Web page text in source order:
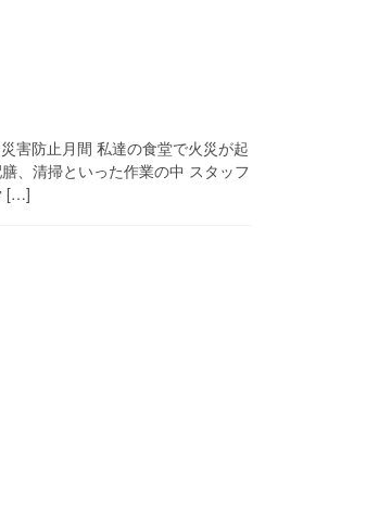
害防止月間 私達の食堂で火災が起
、清掃といった作業の中 スタッフ
[…]